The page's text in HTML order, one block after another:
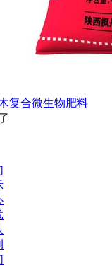
复合微生物肥料